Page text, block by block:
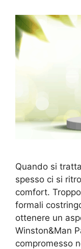
Quando si
spesso ci si
comfort.
formali
ottenere un
Winston&Man
compromesso